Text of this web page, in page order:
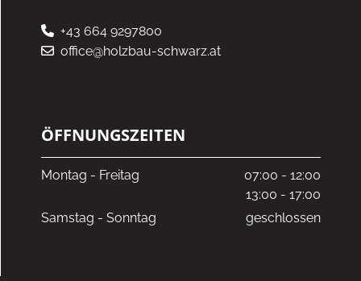
 +43 664 9297800
 office@holzbau-schwarz.at
ÖFFNUNGSZEITEN
Montag - Freitag
07:00 - 12:00
13:00 - 17:00
Samstag - Sonntag
geschlossen